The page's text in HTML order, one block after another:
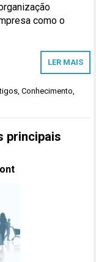
como o
LER MAIS
,Conhecimento
principais